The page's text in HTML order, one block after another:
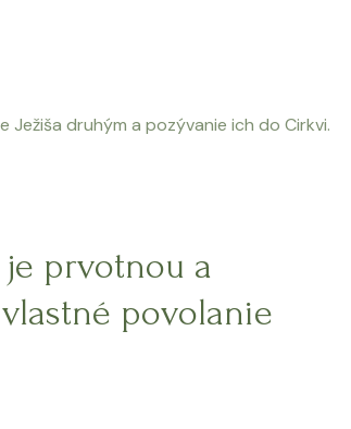
Ježiša druhým a pozývanie ich do Cirkvi.
prvotnou a
povolanie